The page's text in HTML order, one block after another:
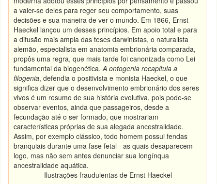
a valer-se deles para reger seu comportamento, suas
decisões e sua maneira de ver o mundo. Em 1866, Ernst
Haeckel lançou um desses princípios. Em apoio total e para
a difusão mais ampla das teses darwinistas, o naturalista
alemão, especialista em anatomia embrionária comparada,
propôs uma regra, que mais tarde foi canonizada como Lei
fundamental da biogenética.A ontogenia recapitula a
filogenia, defendia o positivista e monista Haeckel, o que
significa dizer que o desenvolvimento embrionário dos seres
vivos é um resumo de sua história evolutiva, pois pode-se
observar eventos, ainda que passageiros, desde a
fecundação até o ser formado, que mostrariam
características próprias de sua alegada ancestralidade.
Assim, por exemplo clássico, todo homem possui fendas
branquiais durante uma fase fetal - as quais desaparecem
logo, mas não sem antes denunciar sua longínqua
ancestralidade aquática.
Ilustrações fraudulentas de Ernst Haeckel